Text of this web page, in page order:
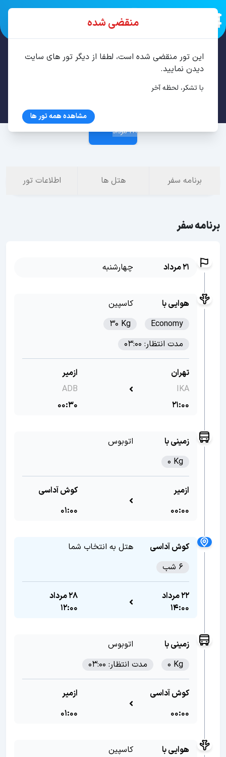
تور کوش آداسی 6 شب مرداد
28 مرداد
برنامه سفر هتل ها اطلاعات تور
برنامه سفر
21 مرداد چهارشنبه
هوایی با
کاسپین
Economy
30 Kg
مدت انتظار: 03:00
تهران
IKA
21:00
ازمیر
ADB
00:30
زمینی با
اتوبوس
0 Kg
ازمیر
00:00
کوش آداسی
01:00
کوش آداسی
هتل به انتخاب شما
6 شب
22 مرداد
14:00
28 مرداد
12:00
زمینی با
اتوبوس
0 Kg
مدت انتظار: 03:00
کوش آداسی
00:00
ازمیر
01:00
هوایی با
کاسپین
منقضی شده
این تور منقضی شده است، لطفا از دیگر تور های سایت
دیدن نمایید.
با تشکر، لحظه آخر
مشاهده همه تور ها